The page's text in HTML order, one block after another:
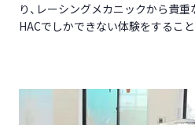
り、レーシングメカニックから貴重
HACでしかできない体験をするこ